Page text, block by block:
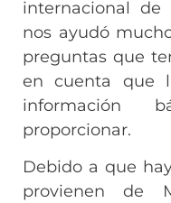
internacional de
nos ayudó
preguntas que
en cuenta que
información
proporcionar.
Debido a que
provienen de